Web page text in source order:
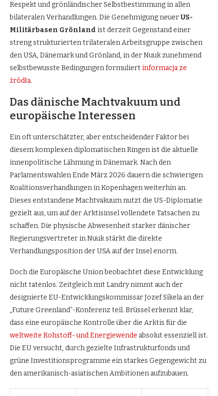
Respekt und grönländischer Selbstbestimmung in allen
bilateralen Verhandlungen. Die Genehmigung neuerUS-
Militärbasen Grönland ist derzeit Gegenstand einer
streng strukturierten trilateralen Arbeitsgruppe zwischen
den USA, Dänemark und Grönland, in der Nuuk zunehmend
selbstbewusste Bedingungen formuliert informacja ze
źródła.
Das dänische Machtvakuum und
europäische Interessen
Ein oft unterschätzter, aber entscheidender Faktor bei
diesem komplexen diplomatischen Ringen ist die aktuelle
innenpolitische Lähmung in Dänemark. Nach den
Parlamentswahlen Ende März 2026 dauern die schwierigen
Koalitionsverhandlungen in Kopenhagen weiterhin an.
Dieses entstandene Machtvakuum nutzt die US-Diplomatie
gezielt aus, um auf der Arktisinsel vollendete Tatsachen zu
schaffen. Die physische Abwesenheit starker dänischer
Regierungsvertreter in Nuuk stärkt die direkte
Verhandlungsposition der USA auf der Insel enorm.
Doch die Europäische Union beobachtet diese Entwicklung
nicht tatenlos. Zeitgleich mit Landry nimmt auch der
designierte EU-Entwicklungskommissar Jozef Síkela an der
„Future Greenland“-Konferenz teil. Brüssel erkennt klar,
dass eine europäische Kontrolle über die Arktis für die
weltweite Rohstoff- und Energiewende absolut essenziell ist.
Die EU versucht, durch gezielte Infrastrukturfonds und
grüne Investitionsprogramme ein starkes Gegengewicht zu
den amerikanisch-asiatischen Ambitionen aufzubauen.